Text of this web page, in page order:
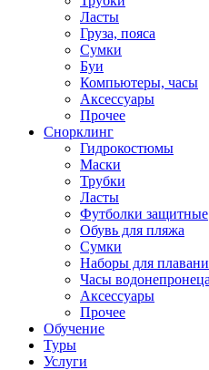
Ласты
Груза, пояса
Сумки
Буи
Компьютеры, часы
Аксессуары
Прочее
Снорклинг
Гидрокостюмы
Маски
Трубки
Ласты
Футболки защитные
Обувь для пляжа
Сумки
Наборы для
Часы
Аксессуары
Прочее
Обучение
Туры
Услуги